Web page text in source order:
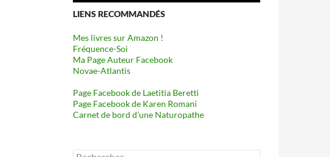
LIENS RECOMMANDÉS
Mes livres sur Amazon !
Fréquence-Soi
Ma Page Auteur Facebook
Novae-Atlantis
Page Facebook de Laetitia Beretti
Page Facebook de Karen Romani
Carnet de bord d’une Naturopathe
Rechercher :